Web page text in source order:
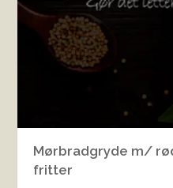
Mørbradgryde m/
fritter